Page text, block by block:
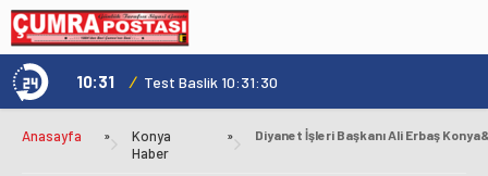
Genç Kültür Kart ile Konya'da Üniversite Yaşamı Daha Avantajlı 10:31 / Test Baslik 10:31:30
Anasayfa »
Konya
Haber
»